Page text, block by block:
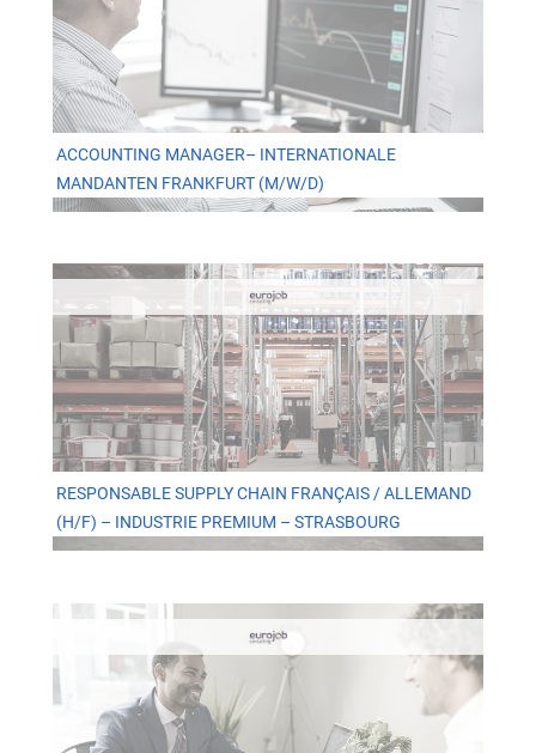
ACCOUNTING MANAGER– INTERNATIONALE
MANDANTEN FRANKFURT (M/W/D)
RESPONSABLE SUPPLY CHAIN FRANÇAIS / ALLEMAND
(H/F) – INDUSTRIE PREMIUM – STRASBOURG